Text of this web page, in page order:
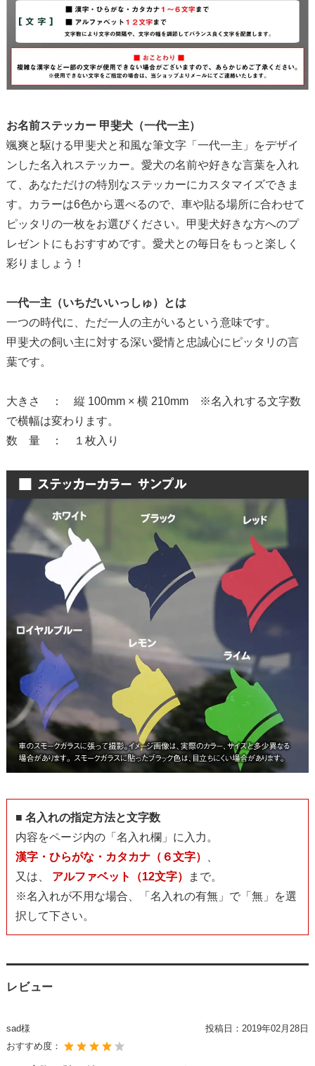
お名前ステッカー 甲斐犬（一代一主）
颯爽と駆ける甲斐犬と和風な筆文字「一代一主」をデザイ
ンした名入れステッカー。愛犬の名前や好きな言葉を入れ
て、あなただけの特別なステッカーにカスタマイズできま
す。カラーは6色から選べるので、車や貼る場所に合わせて
ピッタリの一枚をお選びください。甲斐犬好きな方へのプ
レゼントにもおすすめです。愛犬との毎日をもっと楽しく
彩りましょう！
一代一主（いちだいいっしゅ）とは
一つの時代に、ただ一人の主がいるという意味です。
甲斐犬の飼い主に対する深い愛情と忠誠心にピッタリの言
葉です。
大きさ ： 縦 100mm × 横 210mm ※名入れする文字数
で横幅は変わります。
数 量 ： １枚入り
■ 名入れの指定方法と文字数
内容をページ内の「名入れ欄」に入力。
漢字・ひらがな・カタカナ（６文字）
又は、 アルファベット（12文字）
まで。
※名入れが不用な場合、「名入れの有無」で「無」を選
択して下さい。
レビュー
sad様 投稿日： 2019年02月28日
おすすめ度：